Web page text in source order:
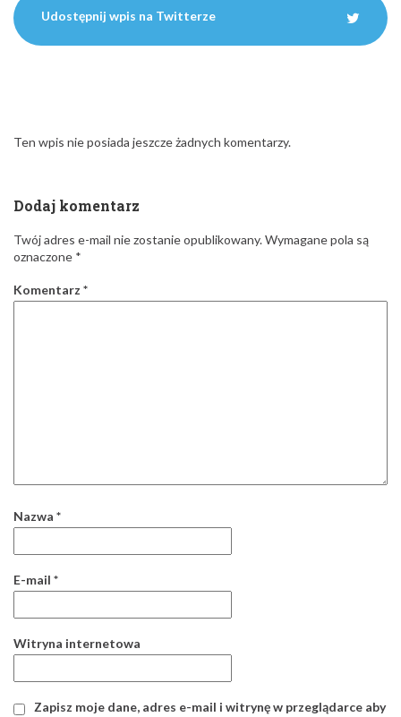
Udostępnij wpis na Twitterze
Ten wpis nie posiada jeszcze żadnych komentarzy.
Dodaj komentarz
Twój adres e-mail nie zostanie opublikowany.Wymagane pola są
oznaczone *
Komentarz *
Nazwa *
E-mail *
Witryna internetowa
Zapisz moje dane, adres e-mail i witrynę w przeglądarce aby